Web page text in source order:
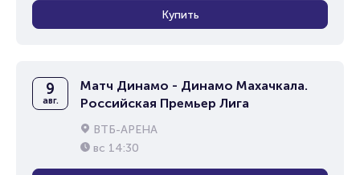
Купить
9
авг.
Матч Динамо - Динамо Махачкала.
Российская Премьер Лига
ВТБ-АРЕНА
вс 14:30